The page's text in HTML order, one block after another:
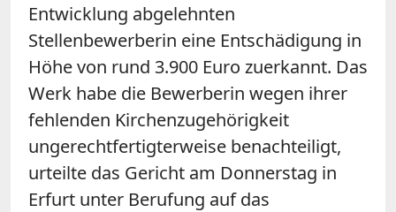
Entwicklung abgelehnten
Stellenbewerberin eine Entschädigung in
Höhe von rund 3.900 Euro zuerkannt. Das
Werk habe die Bewerberin wegen ihrer
fehlenden Kirchenzugehörigkeit
ungerechtfertigterweise benachteiligt,
urteilte das Gericht am Donnerstag in
Erfurt unter Berufung auf das